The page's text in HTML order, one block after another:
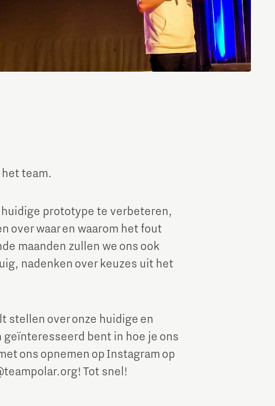
team.
prototype te verbeteren,
over waar en waarom het fout
maanden zullen we ons ook
nadenken over keuzes uit het
stellen over onze huidige en
bent in hoe je ons
ons opnemen op Instagram op
Tot snel!